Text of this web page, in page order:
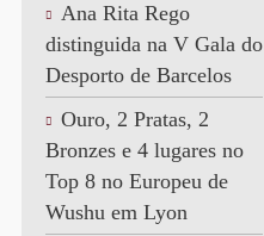
Ana Rita Rego
distinguida na V Gala do
Desporto de Barcelos
Ouro, 2 Pratas, 2
Bronzes e 4 lugares no
Top 8 no Europeu de
Wushu em Lyon